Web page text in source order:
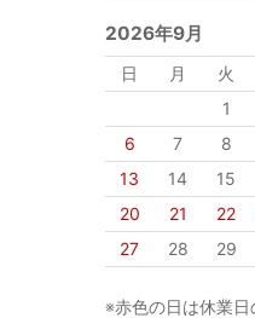
2026年9月
日 月 火
1
6
7 8
13
14 15
20
21 22
27
28 29
※赤色の日は休業